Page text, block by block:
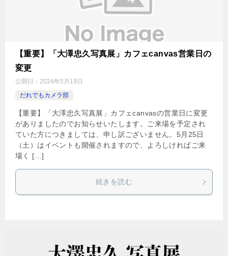
【重要】「大澤忠久写真展」カフェcanvas営業日の
変更
公開日： 2024年5月19日
だれでもカメラ部
【重要】「大澤忠久写真展」カフェcanvasの営業日に変更
がありましたのでお知らせいたします。ご来場を予定され
ていた方につきましては、申し訳ございません。5月25日
（土）はイベントも開催されますので、よろしければご来
場く […]
続きを読む